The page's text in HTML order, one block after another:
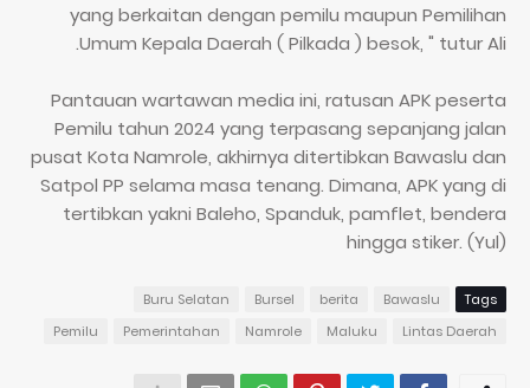
yang berkaitan dengan pemilu maupun Pemilihan
Umum Kepala Daerah ( Pilkada ) besok, " tutur Ali.
Pantauan wartawan media ini, ratusan APK peserta
Pemilu tahun 2024 yang terpasang sepanjang jalan
pusat Kota Namrole, akhirnya ditertibkan Bawaslu dan
Satpol PP selama masa tenang. Dimana, APK yang di
tertibkan yakni Baleho, Spanduk, pamflet, bendera
hingga stiker. (Yul)
Tags
Bawaslu
berita
Bursel
Buru Selatan
Lintas Daerah
Maluku
Namrole
Pemerintahan
Pemilu